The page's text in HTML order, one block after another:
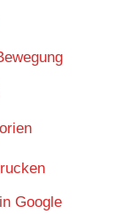
Google